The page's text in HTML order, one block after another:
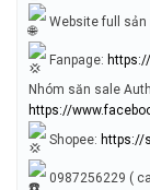
Website full sản
Fanpage:
Nhóm săn sale
https://
Shopee: https://
0987256229 (